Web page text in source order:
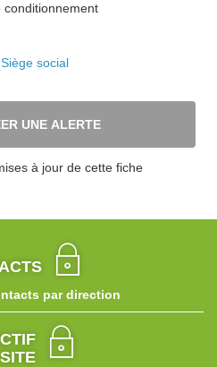
conditionnement
Siège social
UNE ALERTE
à jour de cette fiche
par direction
SITE